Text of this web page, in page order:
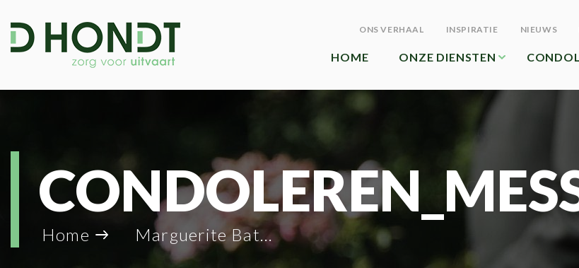
ONS VERHAAL INSPIRATIE NIEUWS
HOME ONZE DIENSTEN
Home Marguerite Battiau_36152